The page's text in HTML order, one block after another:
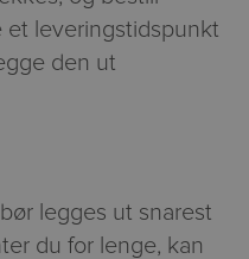
et leveringstidspunkt
den ut
legges ut snarest
du for lenge, kan